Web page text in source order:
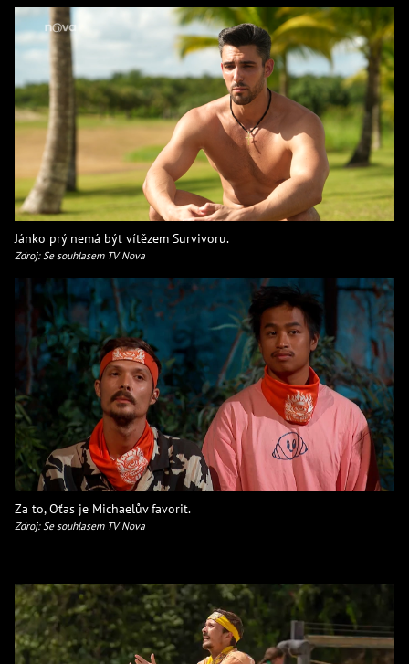
Jánko prý nemá být vítězem Survivoru.
Zdroj: Se souhlasem TV Nova
Za to, Oťas je Michaelův favorit.
Zdroj: Se souhlasem TV Nova